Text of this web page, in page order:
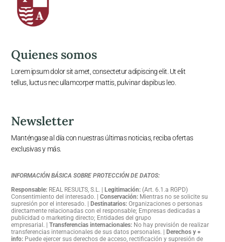
Quienes somos
Lorem ipsum dolor sit amet, consectetur adipiscing elit. Ut elit
tellus, luctus nec ullamcorper mattis, pulvinar dapibus leo.
Newsletter
Manténgase al día con nuestras últimas noticias, reciba ofertas
exclusivas y más.
INFORMACIÓN BÁSICA SOBRE PROTECCIÓN DE DATOS:
Responsable: REAL RESULTS, S.L. | Legitimación: (Art. 6.1.a RGPD)
Consentimiento del interesado. |Conservación: Mientras no se solicite su
supresión por el interesado. | Destinatarios: Organizaciones o personas
directamente relacionadas con el responsable; Empresas dedicadas a
publicidad o marketing directo; Entidades del grupo
empresarial. |Transferencias internacionales: No hay previsión de realizar
transferencias internacionales de sus datos personales.
Derechos y +
info: Puede ejercer sus derechos de acceso, rectificación y supresión de